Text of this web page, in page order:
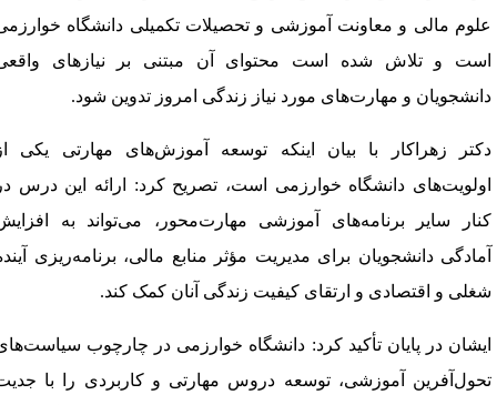
مالی و معاونت آموزشی و تحصیلات تکمیلی دانشگاه خوارزمی
و تلاش شده است محتوای آن مبتنی بر نیازهای واقعی
و مهارت‌های مورد نیاز زندگی امروز تدوین شود.
زهراکار با بیان اینکه توسعه آموزش‌های مهارتی یکی از
دانشگاه خوارزمی است، تصریح کرد: ارائه این درس در
سایر برنامه‌های آموزشی مهارت‌محور، می‌تواند به افزایش
دانشجویان برای مدیریت مؤثر منابع مالی، برنامه‌ریزی آینده
و اقتصادی و ارتقای کیفیت زندگی آنان کمک کند.
در پایان تأکید کرد: دانشگاه خوارزمی در چارچوب سیاست‌های
آموزشی، توسعه دروس مهارتی و کاربردی را با جدیت